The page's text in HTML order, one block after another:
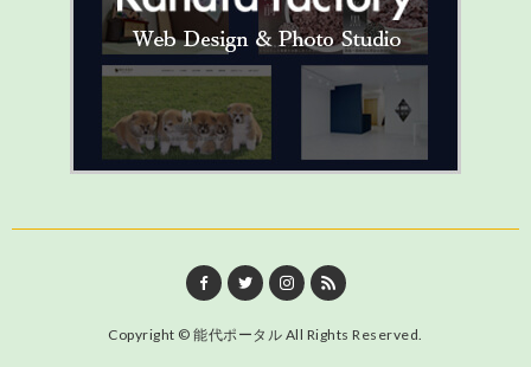
Copyright ©能代ポータル All Rights Reserved.